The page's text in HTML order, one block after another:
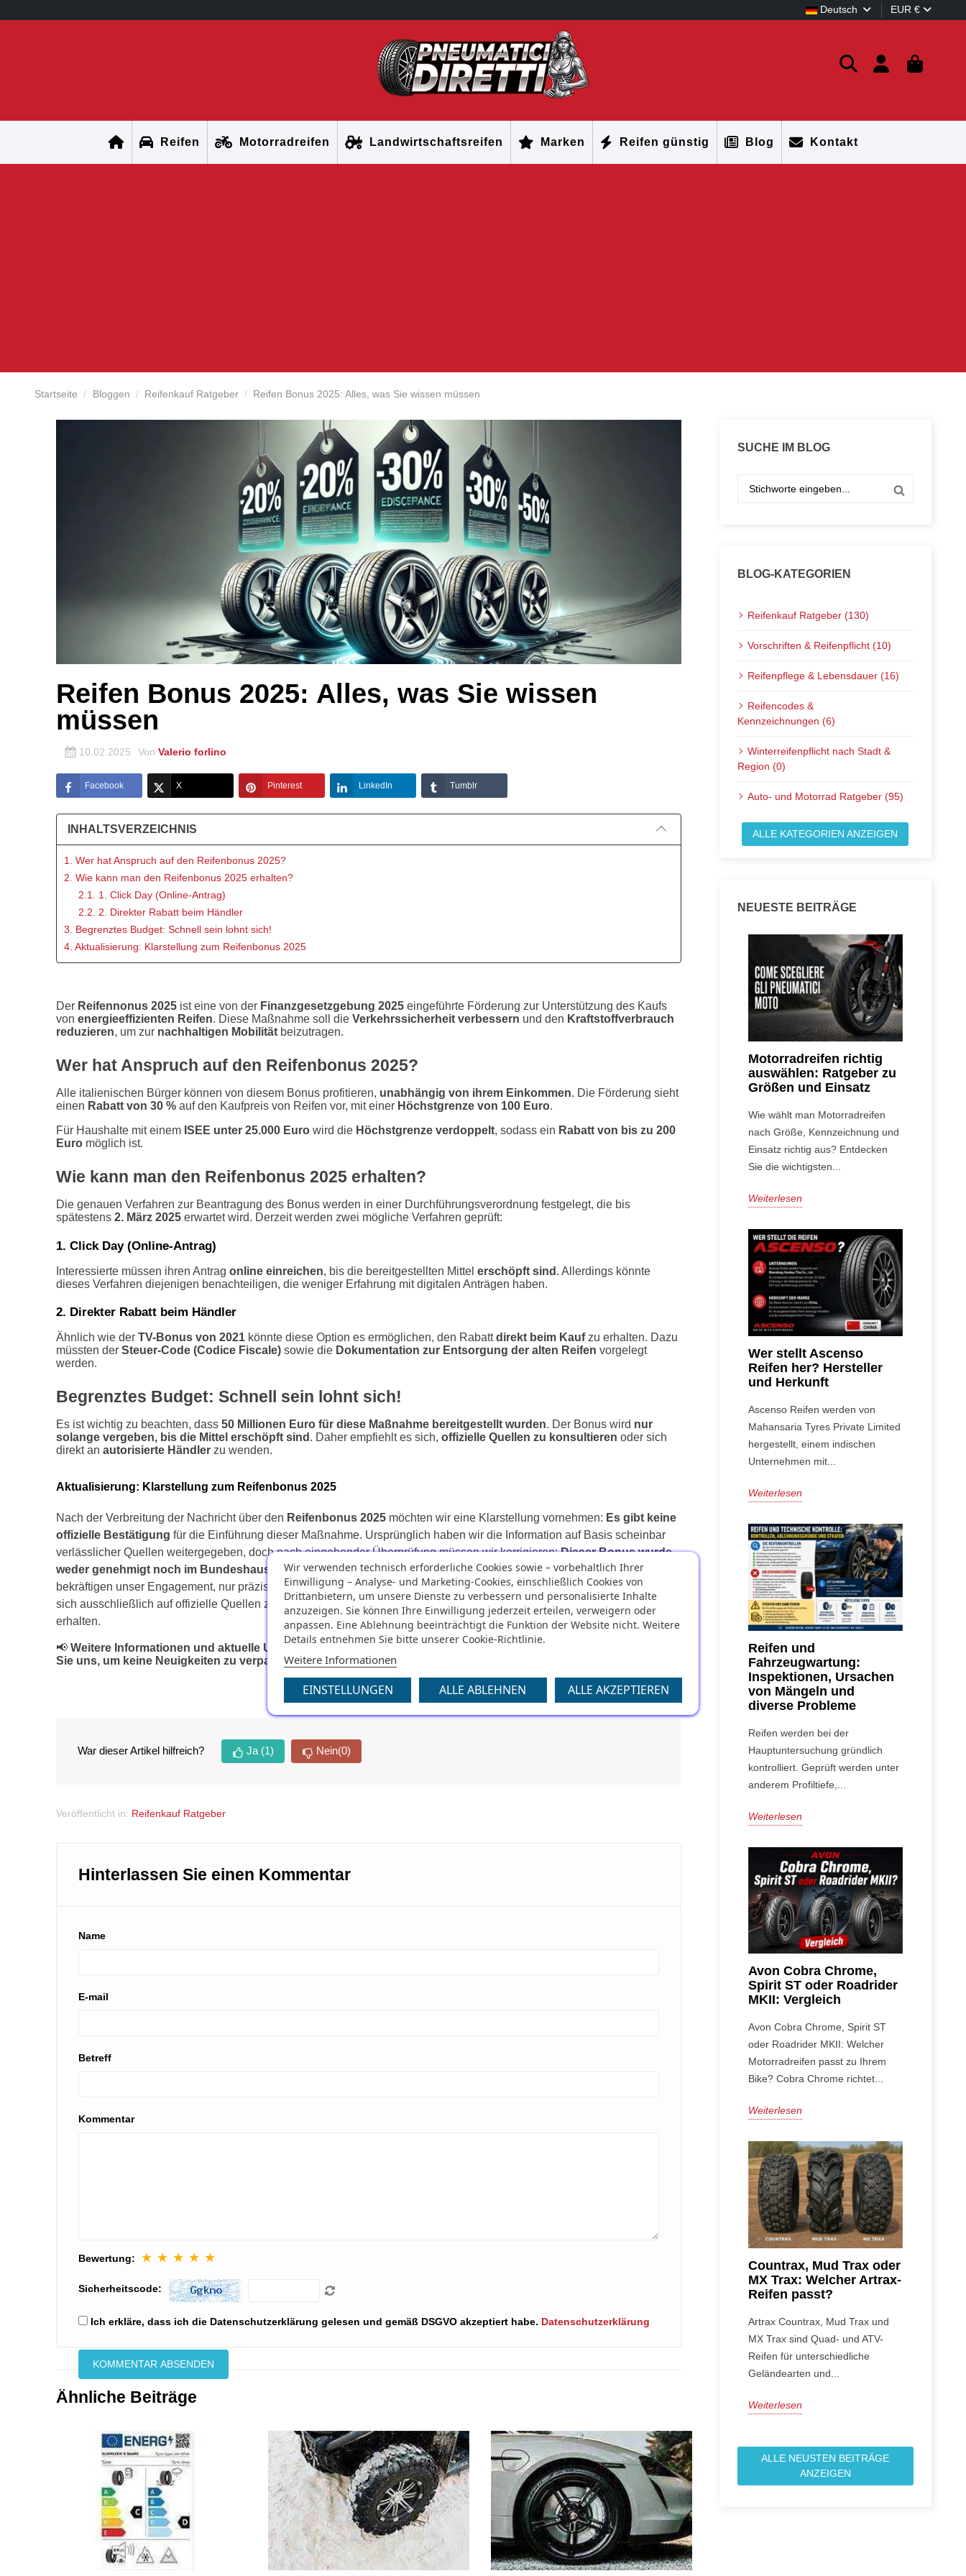
Deutsch EUR €
Reifen Motorradreifen Landwirtschaftsreifen Marken Reifen günstig Blog Kontakt
Startseite Bloggen Reifenkauf Ratgeber Reifen Bonus 2025: Alles, was Sie wissen müssen
Reifen Bonus 2025: Alles, was Sie wissen
müssen
Veröffentlicht am:
10.02.2025 Von Valerio forlino
Facebook X Pinterest LinkedIn Tumblr
INHALTSVERZEICHNIS
1. Wer hat Anspruch auf den Reifenbonus 2025?
2. Wie kann man den Reifenbonus 2025 erhalten?
2.1. 1. Click Day (Online-Antrag)
2.2. 2. Direkter Rabatt beim Händler
3. Begrenztes Budget: Schnell sein lohnt sich!
4. Aktualisierung: Klarstellung zum Reifenbonus 2025
Der Reifennonus 2025 ist eine von der Finanzgesetzgebung 2025 eingeführte Förderung zur Unterstützung des Kaufs
vonenergieeffizienten Reifen. Diese Maßnahme soll dieVerkehrssicherheit verbessern und den Kraftstoffverbrauch
reduzieren, um zur nachhaltigen Mobilität beizutragen.
Wer hat Anspruch auf den Reifenbonus 2025?
Alle italienischen Bürger können von diesem Bonus profitieren, unabhängig von ihrem Einkommen. Die Förderung sieht
einen Rabatt von 30 % auf den Kaufpreis von Reifen vor, mit einer Höchstgrenze von 100 Euro.
Für Haushalte mit einem ISEE unter 25.000 Euro wird die Höchstgrenze verdoppelt, sodass ein Rabatt von bis zu 200
Euro möglich ist.
Wie kann man den Reifenbonus 2025 erhalten?
Die genauen Verfahren zur Beantragung des Bonus werden in einer Durchführungsverordnung festgelegt, die bis
spätestens2. März 2025 erwartet wird. Derzeit werden zwei mögliche Verfahren geprüft:
1. Click Day (Online-Antrag)
Interessierte müssen ihren Antragonline einreichen, bis die bereitgestellten Mittelerschöpft sind . Allerdings könnte
dieses Verfahren diejenigen benachteiligen, die weniger Erfahrung mit digitalen Anträgen haben.
2. Direkter Rabatt beim Händler
Ähnlich wie derTV-Bonus von 2021 könnte diese Option es ermöglichen, den Rabattdirekt beim Kaufzu erhalten. Dazu
müssten derSteuer-Code (Codice Fiscale) sowie die Dokumentation zur Entsorgung der alten Reifen vorgelegt
werden.
Begrenztes Budget: Schnell sein lohnt sich!
Es ist wichtig zu beachten, dass50 Millionen Euro für diese Maßnahme bereitgestellt wurden. Der Bonus wird nur
solange vergeben, bis die Mittel erschöpft sind . Daher empfiehlt es sich,offizielle Quellen zu konsultieren oder sich
direkt anautorisierte Händler zu wenden.
Aktualisierung: Klarstellung zum Reifenbonus 2025
Nach der Verbreitung der Nachricht über den Reifenbonus 2025 möchten wir eine Klarstellung vornehmen: Es gibt keine
offizielle Bestätigung für die Einführung dieser Maßnahme. Ursprünglich haben wir die Information auf Basis scheinbar
verlässlicher Quellen weitergegeben, doch nach eingehender Überprüfung müssen wir korrigieren: Dieser Bonus wurde
weder genehmigt noch im Bundeshaushalt 2025 berücksichtigt. Wir entschuldigen uns für diesen Fehler und
bekräftigen unser Engagement, nur präzise und verlässliche Informationen bereitzustellen. Wir empfehlen unseren Lesern,
sich ausschließlich auf offizielle Quellen zu verlassen, um gesicherte Informationen zu verfügbaren Fördermaßnahmen zu
erhalten.
📢Weitere Informationen und aktuelle Updates zum Reifenbonus 2025 finden Sie auf
Sie uns, um keine Neuigkeiten zu verpassen!🚗
War dieser Artikel hilfreich? Ja (1) Nein(0)
Veröffentlicht in: Reifenkauf Ratgeber
Hinterlassen Sie einen Kommentar
Name
E-mail
Betreff
Kommentar
Bewertung: ★ ★ ★ ★ ★
Sicherheitscode:
Ich erkläre, dass ich die Datenschutzerklärung gelesen und gemäß DSGVO akzeptiert habe. Datenschutzerklärung
Ähnliche Beiträge
SUCHE IM BLOG
BLOG-KATEGORIEN
Reifenkauf Ratgeber (130)
Vorschriften & Reifenpflicht (10)
Reifenpflege & Lebensdauer (16)
Reifencodes &
Kennzeichnungen (6)
Winterreifenpflicht nach Stadt &
Region (0)
Auto- und Motorrad Ratgeber (95)
ALLE KATEGORIEN ANZEIGEN
NEUESTE BEITRÄGE
Motorradreifen richtig
auswählen: Ratgeber zu
Größen und Einsatz
Wie wählt man Motorradreifen
nach Größe, Kennzeichnung und
Einsatz richtig aus? Entdecken
Sie die wichtigsten...
Weiterlesen
Wer stellt Ascenso
Reifen her? Hersteller
und Herkunft
Ascenso Reifen werden von
Mahansaria Tyres Private Limited
hergestellt, einem indischen
Unternehmen mit...
Weiterlesen
Reifen und
Fahrzeugwartung:
Inspektionen, Ursachen
von Mängeln und
diverse Probleme
Reifen werden bei der
Hauptuntersuchung gründlich
kontrolliert. Geprüft werden unter
anderem Profiltiefe,...
Weiterlesen
Avon Cobra Chrome,
Spirit ST oder Roadrider
MKII: Vergleich
Avon Cobra Chrome, Spirit ST
oder Roadrider MKII: Welcher
Motorradreifen passt zu Ihrem
Bike? Cobra Chrome richtet...
Weiterlesen
Countrax, Mud Trax oder
MX Trax: Welcher Artrax-
Reifen passt?
Artrax Countrax, Mud Trax und
MX Trax sind Quad- und ATV-
Reifen für unterschiedliche
Geländearten und...
Weiterlesen
ALLE NEUSTEN BEITRÄGE
ANZEIGEN
Wir verwenden technisch erforderliche Cookies sowie – vorbehaltlich Ihrer
Einwilligung – Analyse- und Marketing-Cookies, einschließlich Cookies von
Drittanbietern, um unsere Dienste zu verbessern und personalisierte Inhalte
anzuzeigen. Sie können Ihre Einwilligung jederzeit erteilen, verweigern oder
anpassen. Eine Ablehnung beeinträchtigt die Funktion der Website nicht. Weitere
Details entnehmen Sie bitte unserer Cookie-Richtlinie.
Weitere Informationen
EINSTELLUNGEN ALLE ABLEHNEN ALLE AKZEPTIEREN